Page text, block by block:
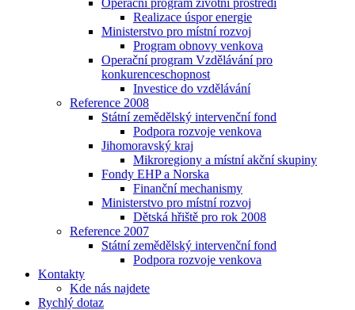
Operační program životní prostředí
Realizace úspor energie
Ministerstvo pro místní rozvoj
Program obnovy venkova
Operační program Vzdělávání pro
konkurenceschopnost
Investice do vzdělávání
Reference 2008
Státní zemědělský intervenční fond
Podpora rozvoje venkova
Jihomoravský kraj
Mikroregiony a místní akční skupiny
Fondy EHP a Norska
Finanční mechanismy
Ministerstvo pro místní rozvoj
Dětská hřiště pro rok 2008
Reference 2007
Státní zemědělský intervenční fond
Podpora rozvoje venkova
Kontakty
Kde nás najdete
Rychlý dotaz